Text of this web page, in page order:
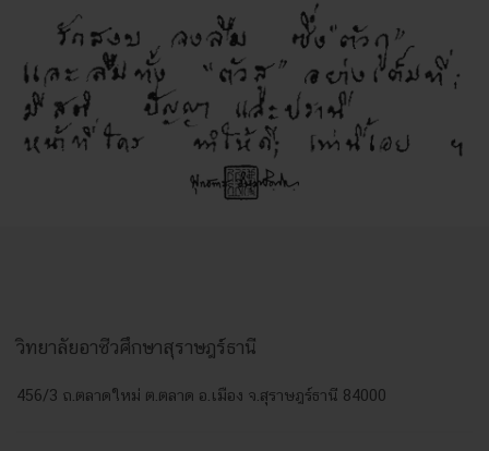
วิทยาลัยอาชีวศึกษาสุราษฎร์ธานี
456/3 ถ.ตลาดใหม่ ต.ตลาด อ.เมือง จ.สุราษฎร์ธานี 84000